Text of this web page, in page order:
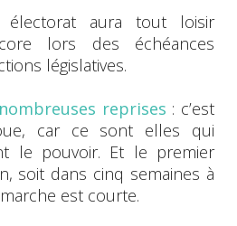
aura tout loisir
lors des échéances
législatives.
nombreuses reprises : c’est
car ce sont elles qui
le pouvoir. Et le premier
soit dans cinq semaines à
est courte.